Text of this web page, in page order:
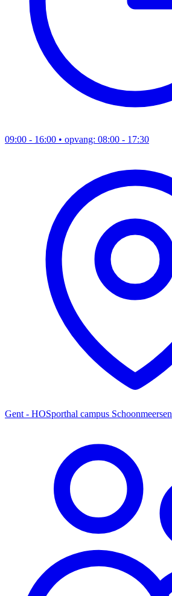
09:00 - 16:00 • opvang: 08:00 - 17:30
Gent - HOSporthal campus Schoonmeersen